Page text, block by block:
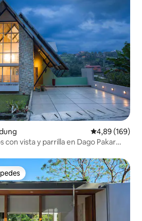
Calificación
4,89 (169)
con vista y parrilla en Dago Pakar